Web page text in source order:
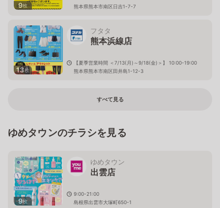
9枚 熊本県熊本市南区日吉1-7-7
13枚
フタタ
熊本浜線店
【夏季営業時間 ＜7/13(月)～9/18(金)＞】 10:00-19:00
熊本県熊本市南区田井島1-12-3
すべて見る
ゆめタウンのチラシを見る
9枚
ゆめタウン
出雲店
9:00-21:00
島根県出雲市大塚町650-1